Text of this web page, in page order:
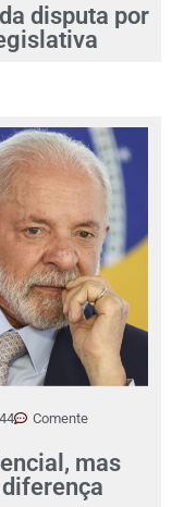
disputa por
Comente
mas